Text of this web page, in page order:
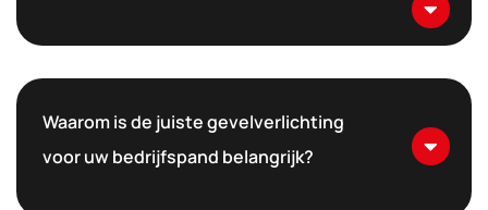
Waarom is de juiste gevelverlichting
voor uw bedrijfspand belangrijk?